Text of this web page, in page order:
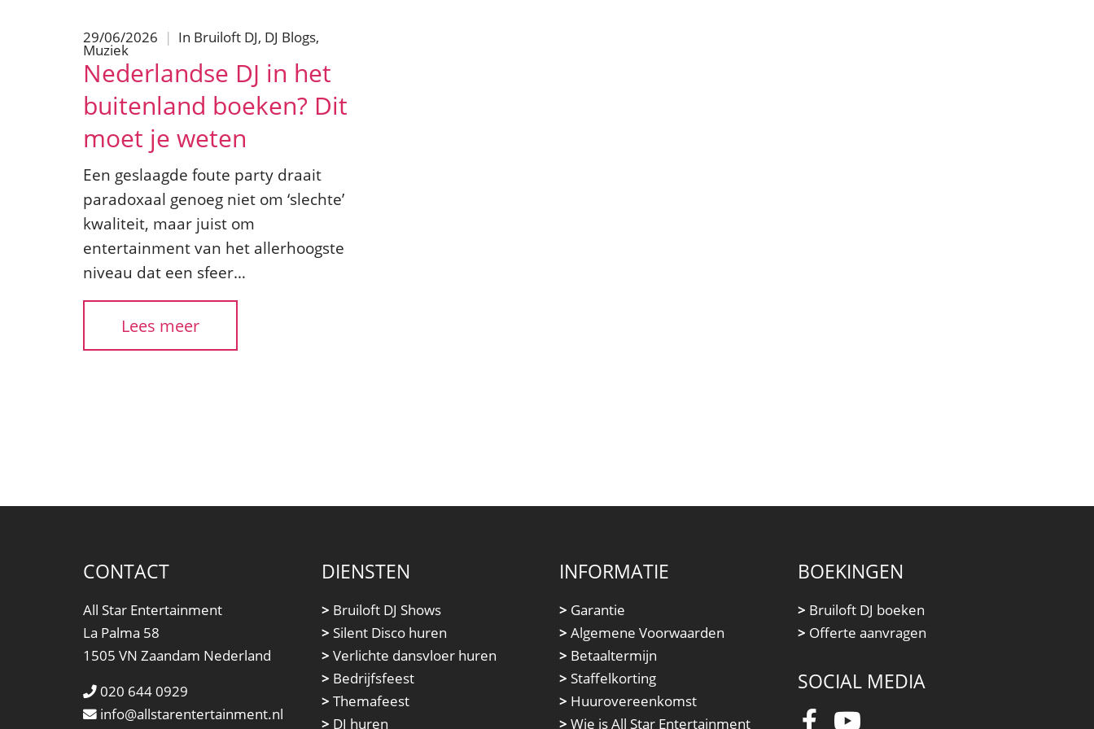
29/06/2026 | In Bruiloft DJ, DJ Blogs,
Muziek
Nederlandse DJ in het
buitenland boeken? Dit
moet je weten
Een geslaagde foute party draait
paradoxaal genoeg niet om ‘slechte’
kwaliteit, maar juist om
entertainment van het allerhoogste
niveau dat een sfeer…
Lees meer
CONTACT
All Star Entertainment
La Palma 58
1505 VN Zaandam Nederland
020 644 0929
info@allstarentertainment.nl
DIENSTEN
> Bruiloft DJ Shows
> Silent Disco huren
> Verlichte dansvloer huren
> Bedrijfsfeest
> Themafeest
> DJ huren
INFORMATIE
> Garantie
> Algemene Voorwaarden
> Betaaltermijn
> Staffelkorting
> Huurovereenkomst
> Wie is All Star Entertainment
BOEKINGEN
> Bruiloft DJ boeken
> Offerte aanvragen
SOCIAL MEDIA